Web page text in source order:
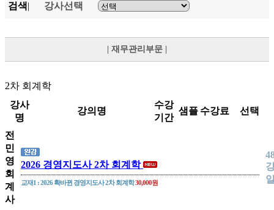
검색| 강사선택
| 재무관리부문 |
2차 회계학
강사
명
강의명
수강
기간
샘플 수강료 선택
전
민
영
회
계
사
2026 경영지도사 2차 회계학
교재1 : 2026 확바뀐 경영지도사 2차 회계학30,000원